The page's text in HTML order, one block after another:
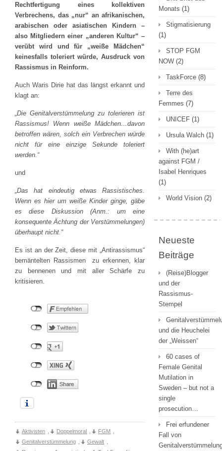
Rechtfertigung eines kollektiven
Verbrechens, das „nur“ an afrikanischen,
arabischen oder asiatischen Kindern –
also Mitgliedern einer „anderen Kultur“ –
verübt wird und für „weiße Mädchen“
keinesfalls toleriert würde, Ausdruck von
Rassismus in Reinform.
Auch Waris Dirie hat das längst erkannt und
klagt an:
„Die Genitalverstümmelung zu tolerieren ist
Rassismus! Wenn weiße Mädchen…davon
betroffen wären, solch ein Verbrechen würde
nicht für eine einzige Sekunde toleriert
werden.“
und
„Das hat eindeutig etwas Rassistisches.
Wenn es hier um weiße Kinder ginge, gäbe
es diese Diskussion (Anm.: um eine
konsequente Ächtung der Verstümmelungen)
überhaupt nicht.“
Es ist an der Zeit, diese mit „Antirassismus“
bemäntelten Rassismen zu erkennen, klar
zu bennenen und mit aller Schärfe zu
kritisieren.
Aktivisten Doppelmoral FGM
Genitalverstümmelung
Gewalt
Monats (1)
Stigmatisierung
(1)
STOP FGM
NOW (2)
TaskForce (8)
Terre des
Femmes (7)
UNICEF (1)
Ursula Walch (1)
With (he)art
against FGM /
Isabel Henriques
(1)
World Vision (2)
Neueste
Beiträge
(Reise)Blogger
und der
Rassismus-
Stempel
und die Heuchelei
der „Weissen“
60 cases of
Female Genital
Mutilation in
Sweden – but not a
single
prosecution…
Frei erfundener
Fall von